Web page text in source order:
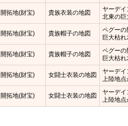
開拓地(財宝) 貴族衣装の地図
ヤーデ
北東の
開拓地(財宝) 貴族帽子の地図
ペグーの
巨大枯
開拓地(財宝) 貴族帽子の地図
ペグーの
巨大枯
開拓地(財宝) 女闘士衣装の地図
ヤーデ
上陸地
開拓地(財宝) 女闘士衣装の地図
ヤーデ
上陸地